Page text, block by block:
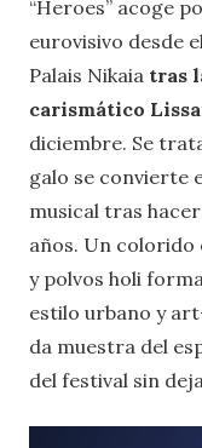
“Heroes” acoge
eurovisivo desde
Palais Nikaia tras
carismático
diciembre. Se
galo se convierte
musical tras
años. Un
y polvos holi
estilo urbano y
da muestra del
del festival sin